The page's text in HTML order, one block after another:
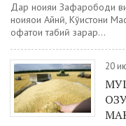
Дар ноҳияи Зафарободи
ноҳияҳои Айнӣ, Кӯҳистони
офатҳои табиӣ зарар...
20